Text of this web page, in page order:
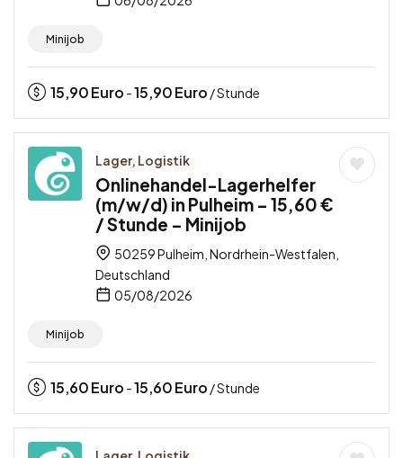
Minijob
15,90Euro -15,90Euro / Stunde
Lager, Logistik
Onlinehandel-Lagerhelfer
(m/w/d) in Pulheim – 15,60 €
/ Stunde – Minijob
50259 Pulheim, Nordrhein-Westfalen,
Deutschland
05/08/2026
Minijob
15,60Euro -15,60Euro / Stunde